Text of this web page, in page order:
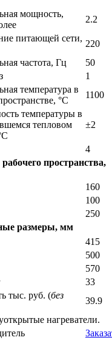
мощность,
2.2
питающей сети,
220
частота, Гц
50
1
температура в
°С
1100
температуры в
тепловом
±2
4
пространства,
160
100
250
размеры, мм
415
500
570
33
тыс. руб. (без
39.9
нагреватели.